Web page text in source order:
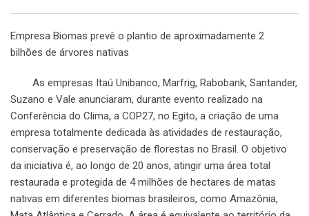
Empresa Biomas prevê o plantio de aproximadamente 2
bilhões de árvores nativas
As empresas Itaú Unibanco, Marfrig, Rabobank, Santander,
Suzano e Vale anunciaram, durante evento realizado na
Conferência do Clima, a COP27, no Egito, a criação de uma
empresa totalmente dedicada às atividades de restauração,
conservação e preservação de florestas no Brasil. O objetivo
da iniciativa é, ao longo de 20 anos, atingir uma área total
restaurada e protegida de 4 milhões de hectares de matas
nativas em diferentes biomas brasileiros, como Amazônia,